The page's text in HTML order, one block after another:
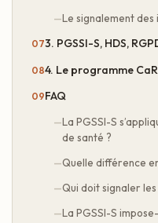
Le signalement des
3. PGSSI-S, HDS,
4. Le programme
FAQ
La PGSSI-S
de santé ?
Quelle différence
Qui doit signaler
La PGSSI-S